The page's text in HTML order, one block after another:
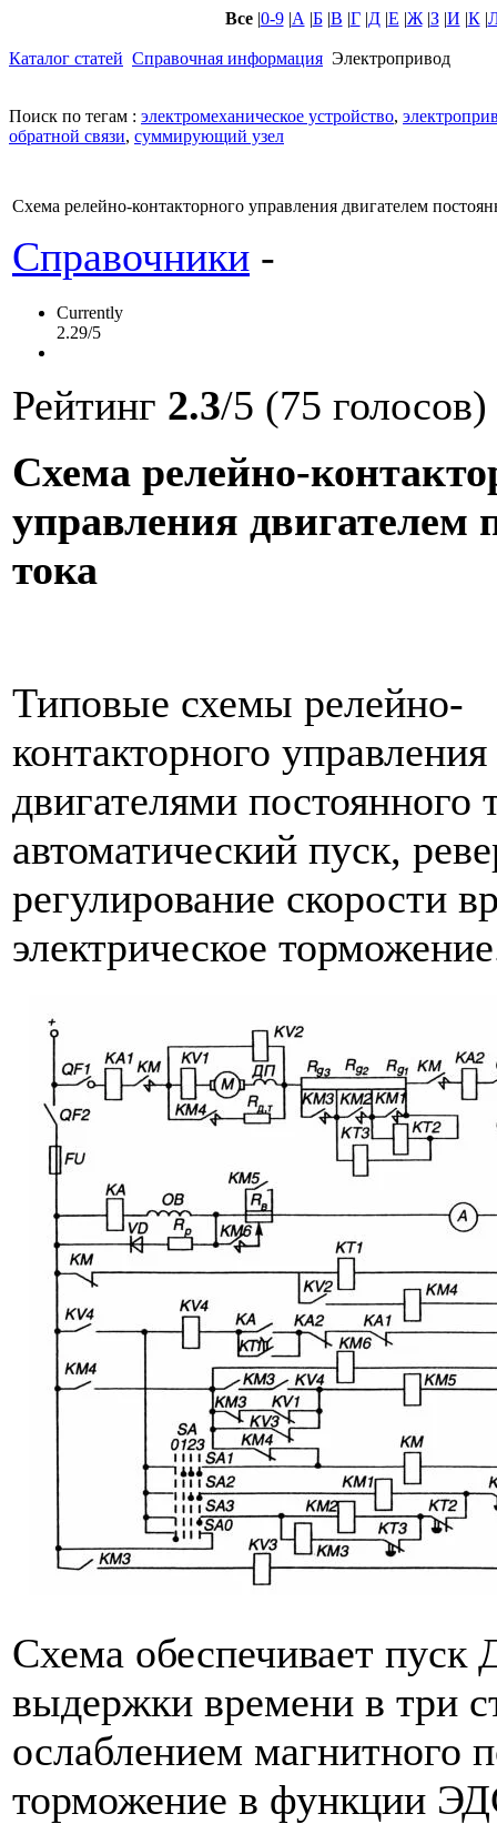
Все|0-9|А |Б|В |Г|Д|Е |Ж|З|И |К|
Каталог статей Справочная информация Электропривод
Поиск по тегам : электромеханическое устройство,
обратной связи, суммирующий узел
Схема релейно-контакторного управления двигателем
Справочники -
Currently
2.29/5
Рейтинг 2.3/5 (75 голосов)
Схема релейно-
управления двигателем
тока
Типовые схемы релейно-
контакторного
двигателями
автоматический пуск,
регулирование скорости
электрическое
Схема обеспечивает
выдержки времени в три
ослаблением магнитного
торможение в функции